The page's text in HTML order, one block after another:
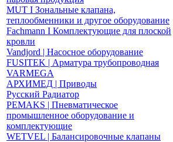
MUT І Зональные клапана,
теплообменники и другое оборудование
Fachmann І Комплектующие для плоской
кровли
Vandjord | Насосное оборудование
FUSITEK | Арматура трубопроводная
VARMEGA
АРХИМЕД | Приводы
Русский Радиатор
PEMAKS | Пневматическое
промышленное оборудование и
комплектующие
WETVEL | Балансировочные клапаны